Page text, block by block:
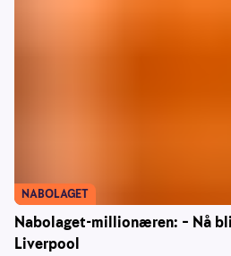
Nabolaget-millionæren: – Nå
Liverpool
NABOLAGET